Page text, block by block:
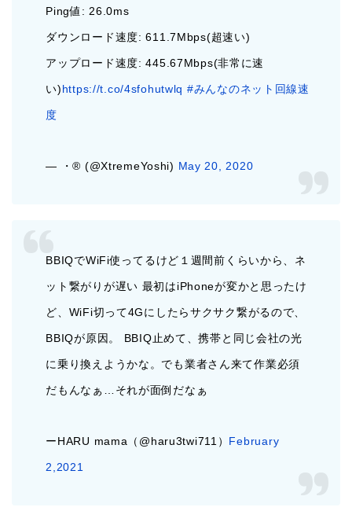
Ping値: 26.0ms
ダウンロード速度: 611.7Mbps(超速い)
アップロード速度: 445.67Mbps(非常に速
い)https://t.co/4sfohutwlq #みんなのネット回線速
度
— ‌‌・® (@XtremeYoshi) May 20, 2020
BBIQでWiFi使ってるけど１週間前くらいから、ネ
ット繋がりが遅い 最初はiPhoneが変かと思ったけ
ど、WiFi切って4Gにしたらサクサク繋がるので、
BBIQが原因。 BBIQ止めて、携帯と同じ会社の光
に乗り換えようかな。でも業者さん来て作業必須
だもんなぁ…それが面倒だなぁ
ーHARU mama（@haru3twi711） February
2,2021